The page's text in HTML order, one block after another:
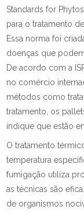
Standards for
para o tratamento
Essa norma foi
doenças que
De acordo com a
no comércio
métodos como
tratamento, os
indique que estão
O tratamento
temperatura
fumigação utiliza
as técnicas são
de organismos